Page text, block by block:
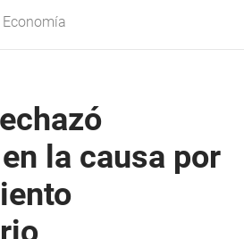
la causa por